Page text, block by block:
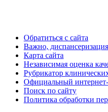
Обратиться с сайта
Важно,
Карта сайта
Независимая оценка
Рубрикатор
Официальный
Поиск по сайту
Политика обработки